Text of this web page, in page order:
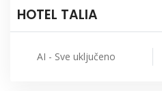
HOTEL TALIA
AI - Sve uključeno